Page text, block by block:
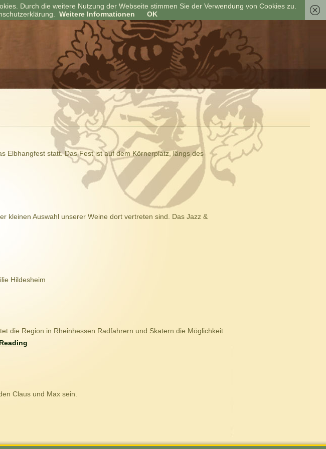
Elbhangfest statt. Das Fest ist auf dem Körnerplatz, längs des
kleinen Auswahl unserer Weine dort vertreten sind. Das Jazz &
Hildesheim
die Region in Rheinhessen Radfahrern und Skatern die Möglichkeit
Claus und Max sein.
Durch die weitere Nutzung der Webseite stimmen Sie der Verwendung von Cookies zu.
Weitere Informationen OK